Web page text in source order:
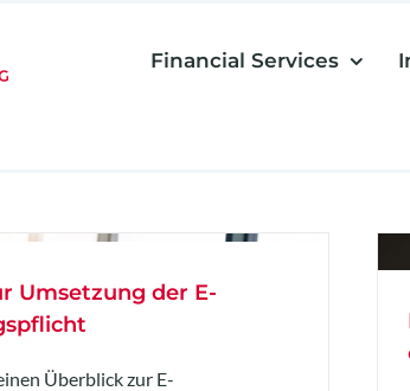
Financial Services
Umsetzung der E-
Überblick zur E-